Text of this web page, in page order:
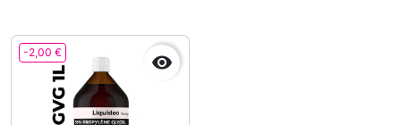
-2,00 € 